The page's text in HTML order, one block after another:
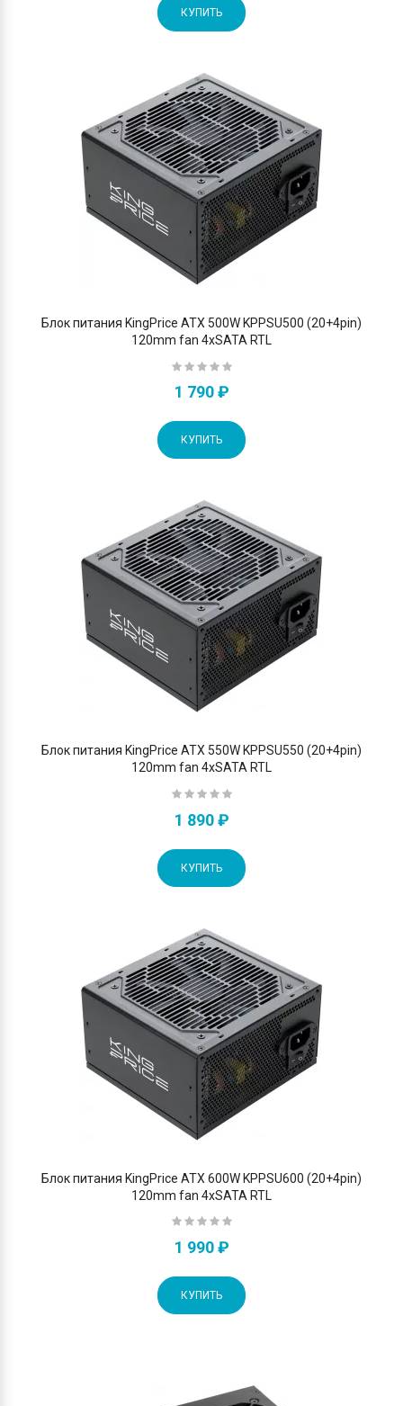
КУПИТЬ
Блок питания KingPrice ATX 500W KPPSU500 (20+4pin)
120mm fan 4xSATA RTL
1 790 ₽
КУПИТЬ
Блок питания KingPrice ATX 550W KPPSU550 (20+4pin)
120mm fan 4xSATA RTL
1 890 ₽
КУПИТЬ
Блок питания KingPrice ATX 600W KPPSU600 (20+4pin)
120mm fan 4xSATA RTL
1 990 ₽
КУПИТЬ